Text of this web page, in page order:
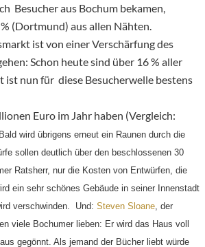
Besucher aus Bochum bekamen,
(Dortmund) aus allen Nähten.
ist von einer Verschärfung des
Schon heute sind über 16 % aller
nun für diese Besucherwelle bestens
Euro im Jahr haben (Vergleich:
wird übrigens erneut ein Raunen durch die
sollen deutlich über den beschlossenen 30
Ratsherr, nur die Kosten von Entwürfen, die
ein sehr schönes Gebäude in seiner Innenstadt
verschwinden. Und: Steven Sloane , der
viele Bochumer lieben: Er wird das Haus voll
gegönnt. Als jemand der Bücher liebt würde